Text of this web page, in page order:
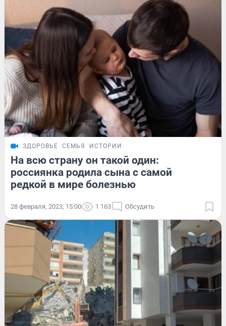
ЗДОРОВЬЕ СЕМЬЯ ИСТОРИИ
На всю страну он такой один:
россиянка родила сына с самой
редкой в мире болезнью
28 февраля, 2023, 15:00 1 163 Обсудить